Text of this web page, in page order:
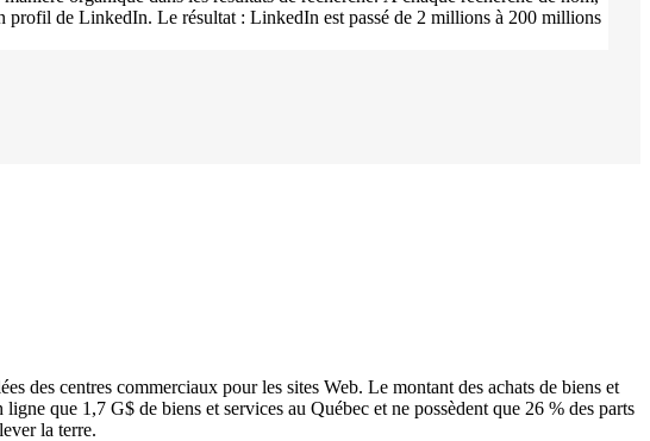
profil de LinkedIn. Le résultat : LinkedIn est passé de 2 millions à 200 millions
des centres commerciaux pour les sites Web. Le montant des achats de biens et
que 1,7 G$ de biens et services au Québec et ne possèdent que 26 % des parts
la terre.